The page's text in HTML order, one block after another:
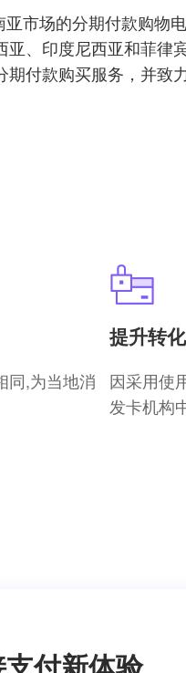
市场的分期付款购物
、印度尼西亚和菲律
付款购买服务，并致
同,为当地消
提升转
因采用使
发卡机构
付新体验